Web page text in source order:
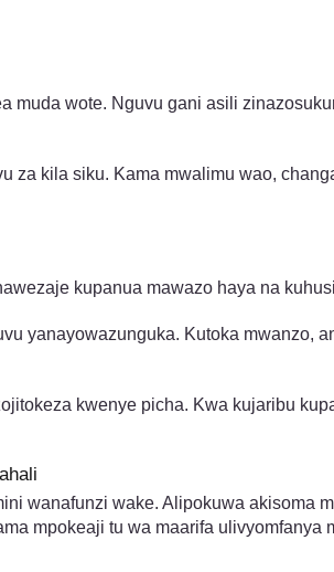
wote. Nguvu gani asili
kila siku. Kama mwalimu wao,
kupanua mawazo haya na
yanayowazunguka. Kutoka mwanzo,
kwenye picha. Kwa kujaribu
wanafunzi wake. Alipokuwa akisoma
mpokeaji tu wa maarifa